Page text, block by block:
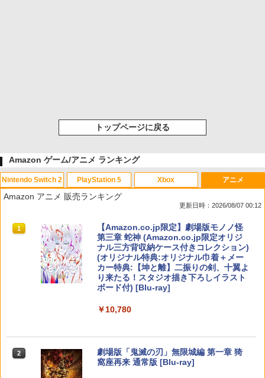
トップページに戻る
Amazon ゲーム/アニメ ランキング
Nintendo Switch 2
1
スプラトゥーン レイダース|オンライン
コード版
￥5,832
スプラトゥーン レイダース -Switch2
PlayStation 5
1
PlayStation 5 デジタル・エディション
日本語専用 Console Language: Japan
ese only (CFI-2200B01)
￥55,000
Beast of Reincarnation -PS5 【特典】
Xbox
1
【純正品】Xbox ワイヤレス コントロー
ラー + USB-C® ケーブル
￥8,300
ルコード 【旧 Xbox ギフトカード】 [オ
アニメ
Amazon アニメ 販売ランキング
更新日時：2026/08/07 00:12
1
【Amazon.co.jp限定】劇場版モノノ怪
第三章 蛇神 (Amazon.co.jp限定オリジ
ナル三方背収納ケース付きコレクション)
(オリジナル特典:オリジナル巾着＋メー
カー特典:【坤と離】二振りの剣、十翼よ
り来たる！スタジオ描き下ろしイラスト
ボード付) [Blu-ray]
￥10,780
2
劇場版「鬼滅の刃」無限城編 第一章 猗
窩座再来 通常版 [Blu-ray]